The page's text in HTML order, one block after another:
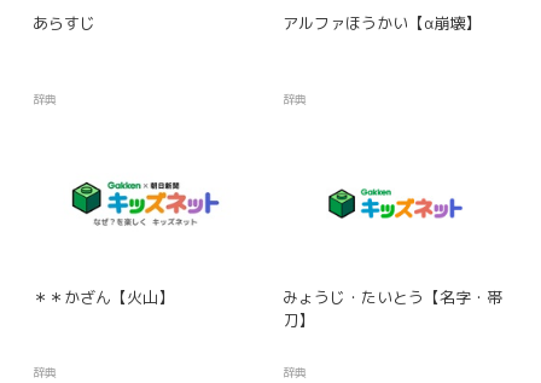
あらすじ
辞典
アルファほうかい【α崩壊】
辞典
＊＊かざん【火山】
辞典
みょうじ・たいとう【名字・帯
刀】
辞典